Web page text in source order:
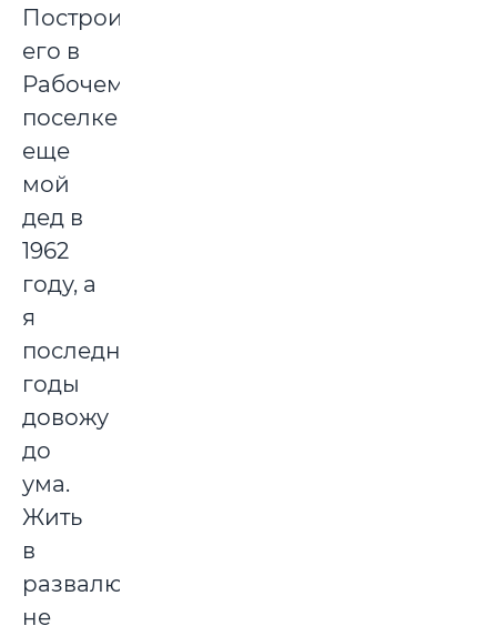
Построил
его в
Рабочем
поселке
еще
мой
дед в
1962
году, а
я
последние
годы
довожу
до
ума.
Жить
в
развалюхе
не